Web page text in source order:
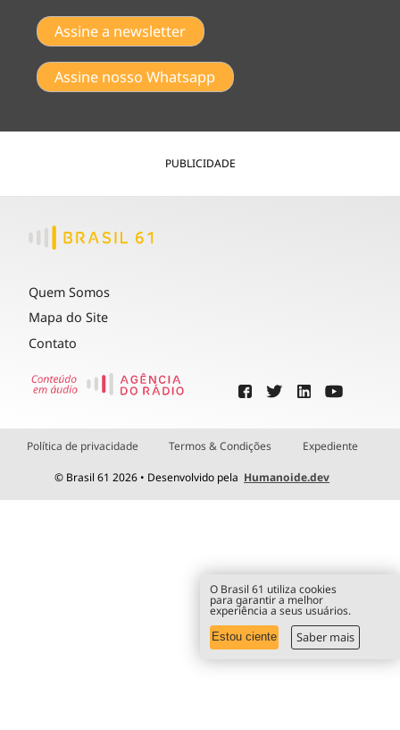
Assine a newsletter
Assine nosso Whatsapp
PUBLICIDADE
Quem Somos
Mapa do Site
Contato
Política de privacidade Termos & Condições Expediente
© Brasil 61 2026 • Desenvolvido pela Humanoide.dev
O Brasil 61 utiliza cookies
para garantir a melhor
experiência a seus usuários.
Estou ciente Saber mais